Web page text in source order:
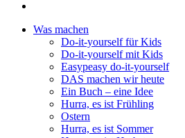
Was machen
Do-it-yourself für Kids
Do-it-yourself mit Kids
Easypeasy do-it-yourself
DAS machen wir heute
Ein Buch – eine Idee
Hurra, es ist Frühling
Ostern
Hurra, es ist Sommer